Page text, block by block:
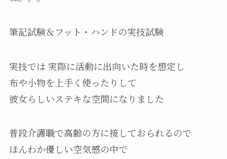
筆記試験＆フット・ハンドの実技試験
実技では 実際に活動に出向いた時を想定し
布や小物を上手く使ったりして
彼女らしいステキな空間になりました
普段介護職で高齢の方に接しておられるので
ほんわか優しい空気感の中で